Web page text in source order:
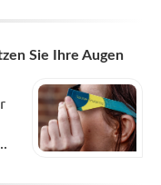
Sie Ihre Augen